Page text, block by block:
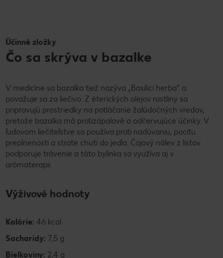
Účinné zložky
Čo sa skrýva v bazalke
V medicíne sa bazalka tiež nazýva „Basilici herba“ a
považuje sa za liečivo. Z éterických olejov rastliny sa
pripravujú prostriedky na potláčanie žalúdočných vredov,
pretože bazalka má protizápalové a odčervujúce účinky. V
ľudovom liečiteľstve sa používa proti nadúvaniu, pocitu
preplnenosti a strate chuti do jedla. Čajový nálev z listov
podporuje trávenie a táto bylinka sa využíva aj v
arómaterapii.
Výživové hodnoty
Kalórie: 46 kcal
Sacharidy: 7,5 g
Bielkoviny: 2,4 g